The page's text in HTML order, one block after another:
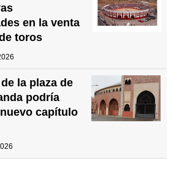
en la venta
toros
la plaza de
podría
capítulo